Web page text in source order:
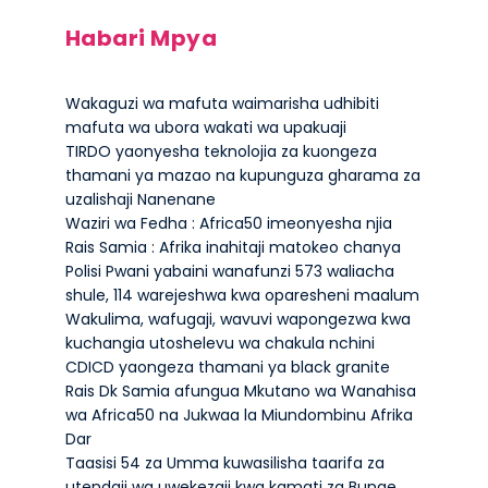
Habari Mpya
Wakaguzi wa mafuta waimarisha udhibiti
mafuta wa ubora wakati wa upakuaji
TIRDO yaonyesha teknolojia za kuongeza
thamani ya mazao na kupunguza gharama za
uzalishaji Nanenane
Waziri wa Fedha : Africa50 imeonyesha njia
Rais Samia : Afrika inahitaji matokeo chanya
Polisi Pwani yabaini wanafunzi 573 waliacha
shule, 114 warejeshwa kwa oparesheni maalum
Wakulima, wafugaji, wavuvi wapongezwa kwa
kuchangia utoshelevu wa chakula nchini
CDICD yaongeza thamani ya black granite
Rais Dk Samia afungua Mkutano wa Wanahisa
wa Africa50 na Jukwaa la Miundombinu Afrika
Dar
Taasisi 54 za Umma kuwasilisha taarifa za